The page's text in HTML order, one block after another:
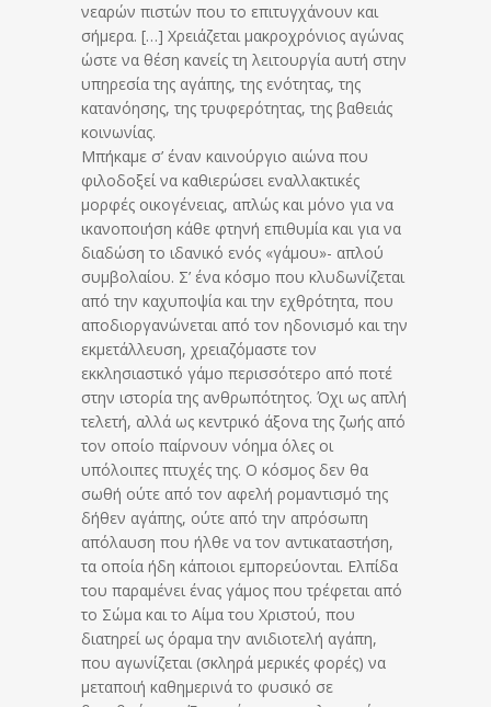
νεαρών πιστών που το επιτυγχάνουν και
σήμερα. […] Χρειάζεται μακροχρόνιος αγώνας
ώστε να θέση κανείς τη λειτουργία αυτή στην
υπηρεσία της αγάπης, της ενότητας, της
κατανόησης, της τρυφερότητας, της βαθειάς
κοινωνίας.
Μπήκαμε σ’ έναν καινούργιο αιώνα που
φιλοδοξεί να καθιερώσει εναλλακτικές
μορφές οικογένειας, απλώς και μόνο για να
ικανοποιήση κάθε φτηνή επιθυμία και για να
διαδώση το ιδανικό ενός «γάμου»- απλού
συμβολαίου. Σ’ ένα κόσμο που κλυδωνίζεται
από την καχυποψία και την εχθρότητα, που
αποδιοργανώνεται από τον ηδονισμό και την
εκμετάλλευση, χρειαζόμαστε τον
εκκλησιαστικό γάμο περισσότερο από ποτέ
στην ιστορία της ανθρωπότητος. Όχι ως απλή
τελετή, αλλά ως κεντρικό άξονα της ζωής από
τον οποίο παίρνουν νόημα όλες οι
υπόλοιπες πτυχές της. Ο κόσμος δεν θα
σωθή ούτε από τον αφελή ρομαντισμό της
δήθεν αγάπης, ούτε από την απρόσωπη
απόλαυση που ήλθε να τον αντικαταστήση,
τα οποία ήδη κάποιοι εμπορεύονται. Ελπίδα
του παραμένει ένας γάμος που τρέφεται από
το Σώμα και το Αίμα του Χριστού, που
διατηρεί ως όραμα την ανιδιοτελή αγάπη,
που αγωνίζεται (σκληρά μερικές φορές) να
μεταποιή καθημερινά το φυσικό σε